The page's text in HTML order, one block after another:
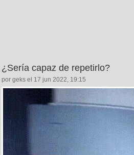
¿Sería capaz de repetirlo?
por geks el 17 jun 2022, 19:15